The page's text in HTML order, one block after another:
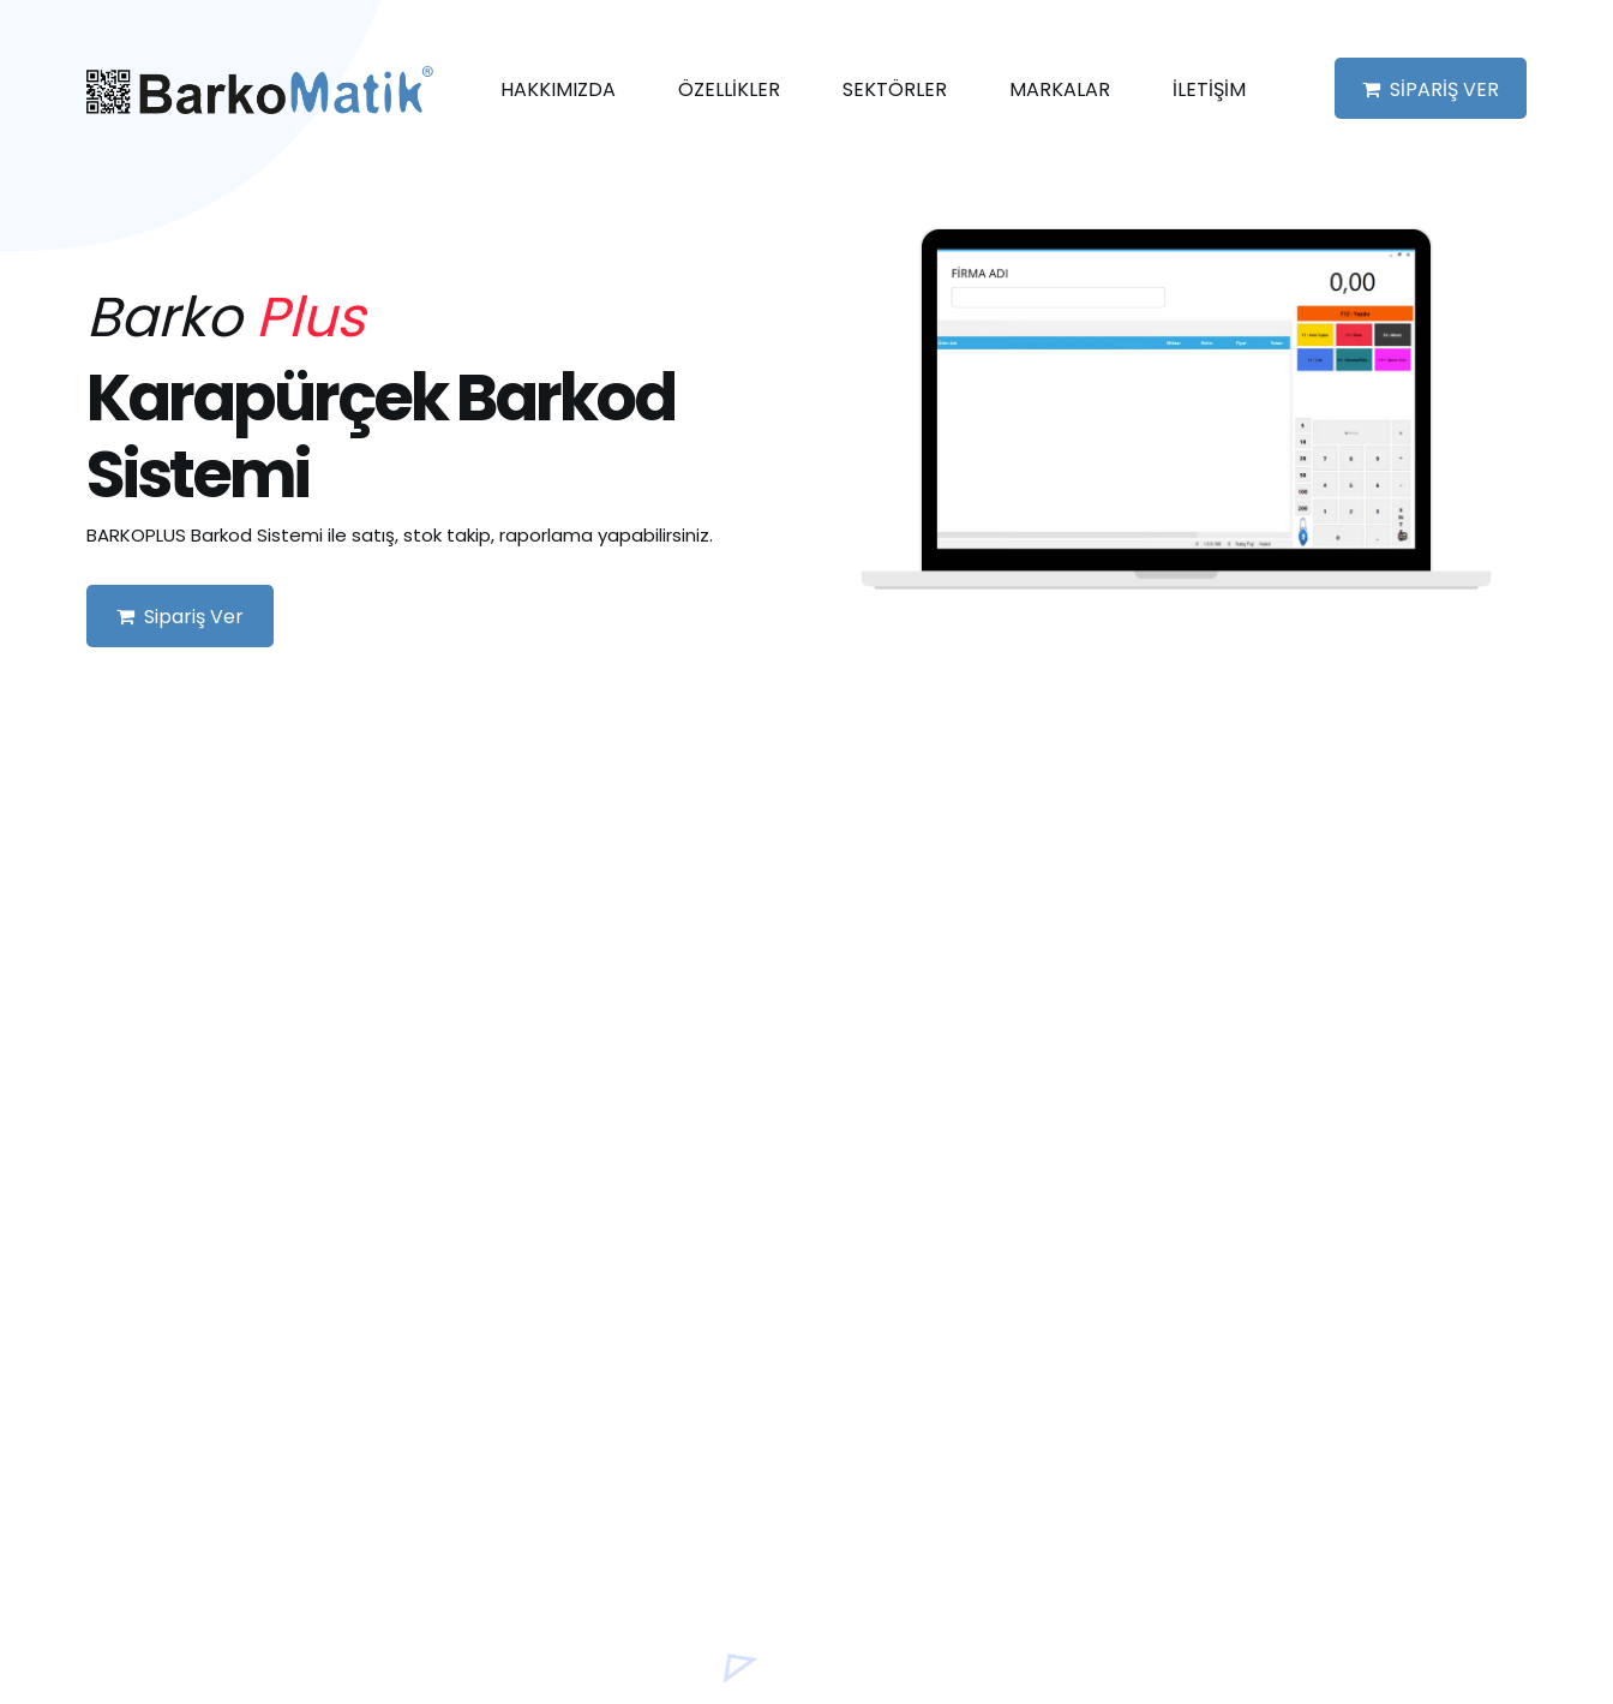
HAKKIMIZDA ÖZELLİKLER SEKTÖRLER MARKALAR İLETİŞİM SİPARİŞ VER
BarkoPlus
Karapürçek Barkod
Sistemi
BARKOPLUS Barkod Sistemi ile satış, stok takip, raporlama yapabilirsiniz.
Sipariş Ver